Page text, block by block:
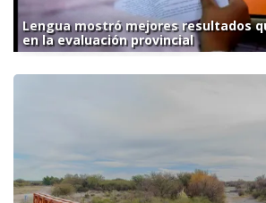
Lengua mostró mejores resultados
en la evaluación provincial